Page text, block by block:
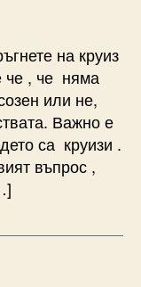
на круиз
че , че няма
или не,
Важно е
са круизи .
въпрос ,